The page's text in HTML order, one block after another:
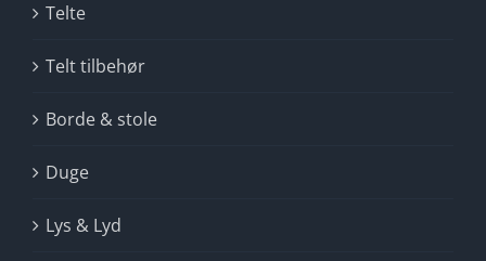
Telte
Telt tilbehør
Borde & stole
Duge
Lys & Lyd